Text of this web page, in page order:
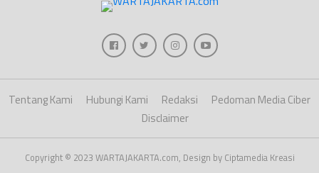
Tentang Kami Hubungi Kami Redaksi
Pedoman Media Ciber
Disclaimer
Copyright © 2023 WARTAJAKARTA.com, Design by Ciptamedia Kreasi